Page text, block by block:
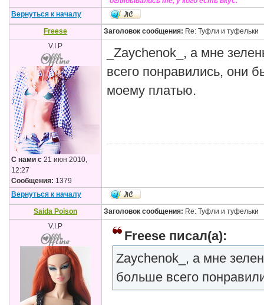
Вернуться к началу
Freese Заголовок сообщения: Re: Туфли и туфельки
V.I.P
С нами с 21 июн 2010,
12:27
Сообщения: 1379
_Zaychenok_, а мне
всего понравились, они
моему платью.
Вернуться к началу
Saida Poison Заголовок сообщения: Re: Туфли и туфельки
V.I.P
Freese писал(а):
Zaychenok_, а мне
больше всего